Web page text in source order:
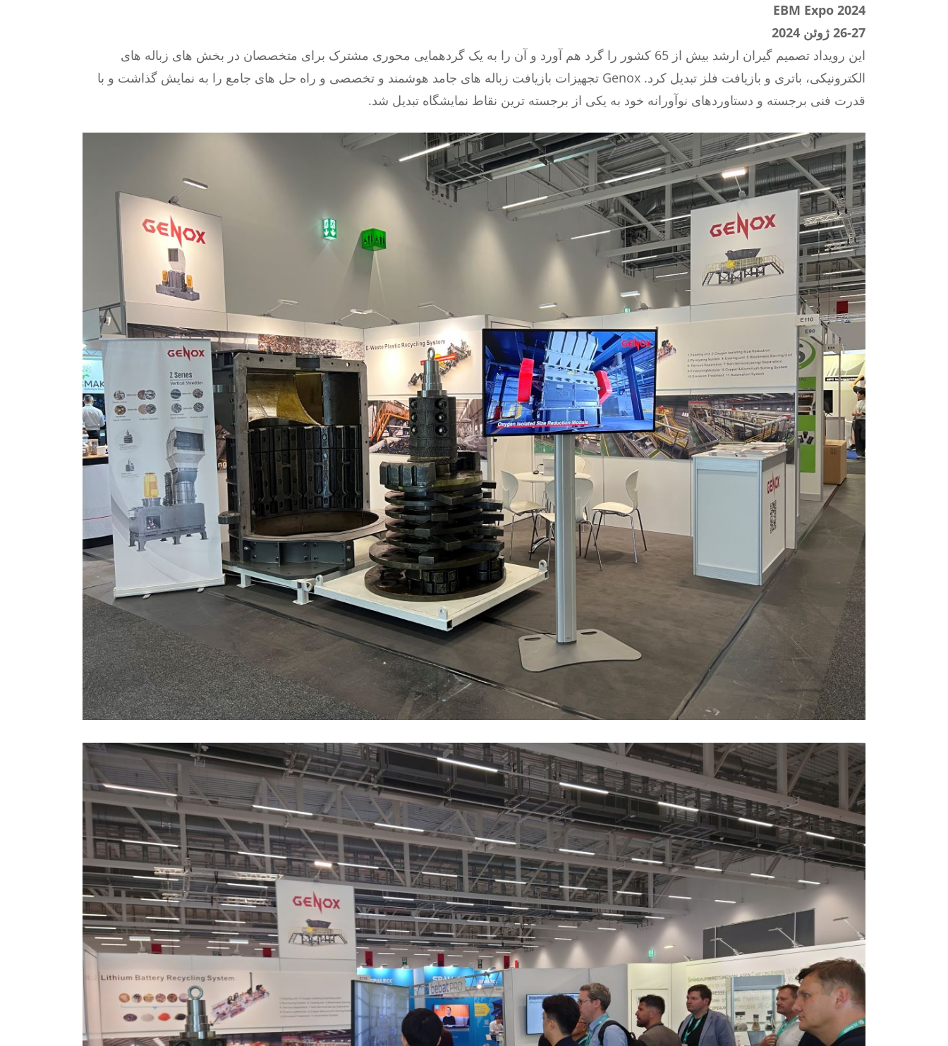
EBM Expo 2024
26-27 ژوئن 2024
این رویداد تصمیم گیران ارشد بیش از 65 کشور را گرد هم آورد و آن را به یک گردهمایی محوری مشترک برای متخصصان در بخش های زباله های
الکترونیکی، باتری و بازیافت فلز تبدیل کرد. Genox تجهیزات بازیافت زباله های جامد هوشمند و تخصصی و راه حل های جامع را به نمایش گذاشت و با
قدرت فنی برجسته و دستاوردهای نوآورانه خود به یکی از برجسته ترین نقاط نمایشگاه تبدیل شد.